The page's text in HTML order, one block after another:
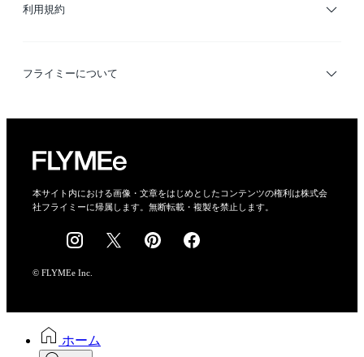
利用規約
利用規約
フライミーについて
会社概要
採用情報
本サイト内における画像・文章をはじめとしたコンテンツの権利は株式会
社フライミーに帰属します。無断転載・複製を禁止します。
© FLYMEe Inc.
ホーム